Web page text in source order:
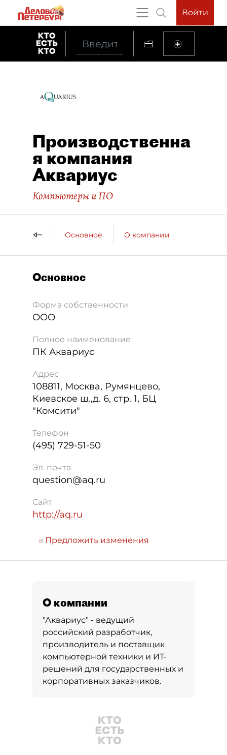
Войти
Производственна
я компания
Аквариус
Компьютеры и ПО
Основное О компании
Основное
Форма собственности
ООО
Полное наименование
ПК Аквариус
Адрес
108811, Москва, Румянцево,
Киевское ш.,д. 6, стр. 1, БЦ
"Комсити"
Телефон
(495) 729-51-50
Эл. почта
question@aq.ru
Сайт
http://aq.ru
Предложить изменения
О компании
"Аквариус" - ведущий
российский разработчик,
производитель и поставщик
компьютерной техники и ИТ-
решений для государственных и
корпоративных заказчиков.